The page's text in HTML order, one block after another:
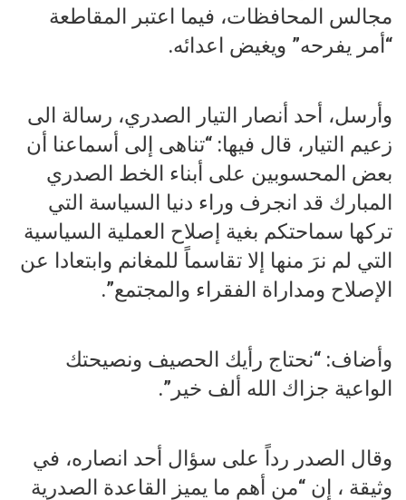
مجالس المحافظات، فيما اعتبر المقاطعة
“أمر يفرحه” ويغيض اعدائه.
وأرسل، أحد أنصار التيار الصدري، رسالة الى
زعيم التيار، قال فيها: “تناهى إلى أسماعنا أن
بعض المحسوبين على أبناء الخط الصدري
المبارك قد انجرف وراء دنيا السياسة التي
تركها سماحتكم بغية إصلاح العملية السياسية
التي لم نرَ منها إلا تقاسماً للمغانم وابتعادا عن
الإصلاح ومداراة الفقراء والمجتمع”.
وأضاف: “نحتاج رأيك الحصيف ونصيحتك
الواعية جزاك الله ألف خير”.
وقال الصدر رداً على سؤال أحد انصاره، في
وثيقة ، إن “من أهم ما يميز القاعدة الصدرية